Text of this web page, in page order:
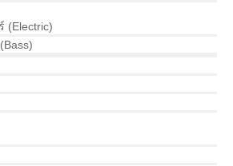
(Electric)